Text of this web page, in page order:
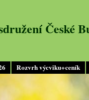
Rozvrh výcviku+ceník
České